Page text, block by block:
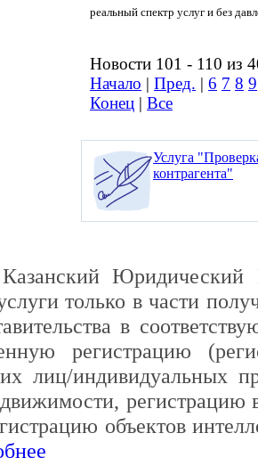
реальный спектр услуг и без
Новости 101 - 110 из
Начало | Пред. | 6 7 8 9
Конец | Все
Услуга
контрагента"
Юридический
только в части
в
регистрацию
лиц/индивидуальных
регистрацию
объектов